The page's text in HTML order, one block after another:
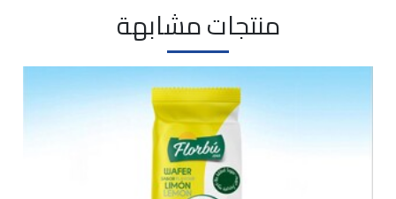
منتجات مشابهة